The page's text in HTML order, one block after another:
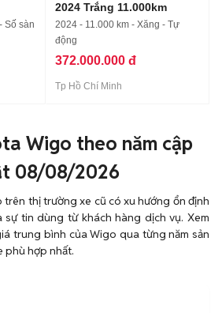
Số sàn
2024 Trắng 11.000km
2024 - 11.000 km - Xăng - Tự
động
372.000.000 đ
Tp Hồ Chí Minh
Wigo theo năm cập
08/08/2026
trên thị trường xe cũ có xu hướng ổn định
tin dùng từ khách hàng dịch vụ. Xem
trung bình của Wigo qua từng năm sản
phù hợp nhất.